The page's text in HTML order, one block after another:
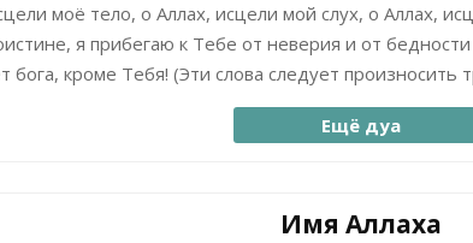
моё тело, о Аллах, исцели мой слух, о Аллах,
я прибегаю к Тебе от неверия и от
бога, кроме Тебя! (Эти слова следует произносить
Ещё дуа
Имя Аллаха